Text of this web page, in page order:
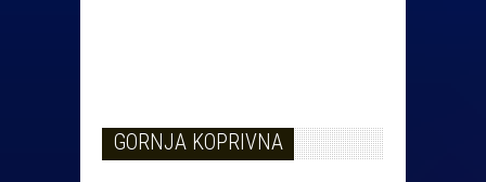
GORNJA KOPRIVNA